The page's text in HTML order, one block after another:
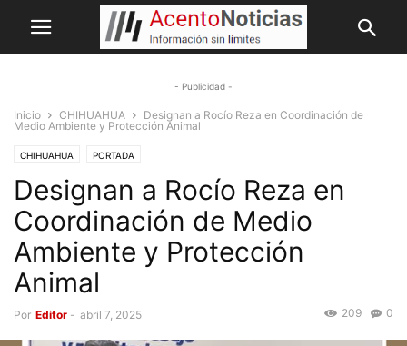
- Publicidad -
Inicio CHIHUAHUA
Designan a Rocío Reza en Coordinación de
Medio Ambiente y Protección Animal
CHIHUAHUA PORTADA
Designan a Rocío Reza en
Coordinación de Medio
Ambiente y Protección
Animal
Por Editor - abril 7, 2025 0
209